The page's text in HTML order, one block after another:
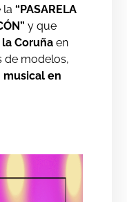
la“PASARELA
y que
la Coruñaen
de modelos,
en